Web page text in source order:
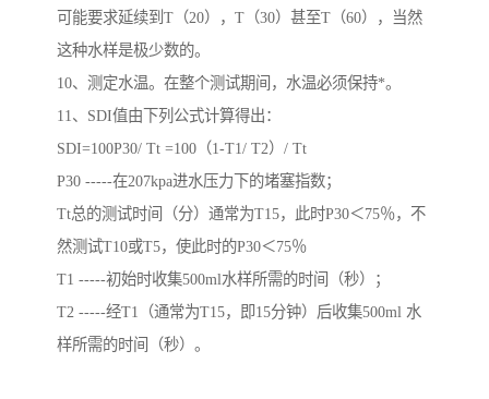
可能要求延续到T（20），T（30）甚至T（60），当然
这种水样是极少数的。
10、测定水温。在整个测试期间，水温必须保持*。
11、SDI值由下列公式计算得出：
SDI=100P30/ Tt =100（1-T1/ T2）/ Tt
P30 -----在207kpa进水压力下的堵塞指数；
Tt总的测试时间（分）通常为T15，此时P30＜75％，不
然测试T10或T5，使此时的P30＜75％
T1 -----初始时收集500ml水样所需的时间（秒）；
T2 -----经T1（通常为T15，即15分钟）后收集500ml 水
样所需的时间（秒）。